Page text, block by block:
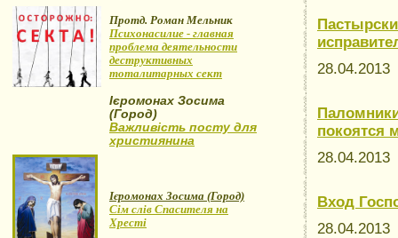
Протд. Роман Мельник
Психонасилие - главная
проблема деятельности
деструктивных
тоталитарных сект
Ієромонах Зосима
(Город)
Важливість посту для
християнина
Ієромонах Зосима (Город)
Сім слів Спасителя на
Хресті
28.04.2013
покоятся
28.04.2013
Вход
28.04.2013